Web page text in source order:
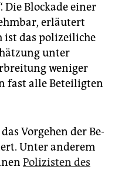
Die Blockade einer
erläutert
ist das polizeiliche
unter
weniger
fast alle Beteiligten
Vorgehen der Be­
Unter anderem
Polizisten des